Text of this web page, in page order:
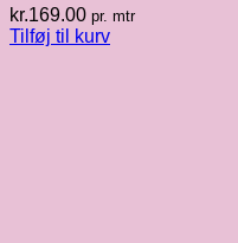
kr.169.00 pr. mtr
Tilføj til kurv